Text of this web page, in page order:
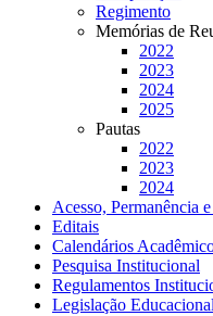
Regimento
Memórias de
2022
2023
2024
2025
Pautas
2022
2023
2024
Acesso, Permanência
Editais
Calendários
Pesquisa Institucional
Regulamentos
Legislação Educacional